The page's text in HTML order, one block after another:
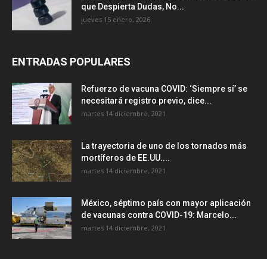
que Despierta Dudas, No...
jueves 15 enero, 2026
ENTRADAS POPULARES
Refuerzo de vacuna COVID: ‘Siempre sí’ se
necesitará registro previo, dice...
martes 14 diciembre, 2021
La trayectoria de uno de los tornados más
mortíferos de EE.UU....
martes 14 diciembre, 2021
México, séptimo país con mayor aplicación
de vacunas contra COVID-19: Marcelo...
martes 14 diciembre, 2021